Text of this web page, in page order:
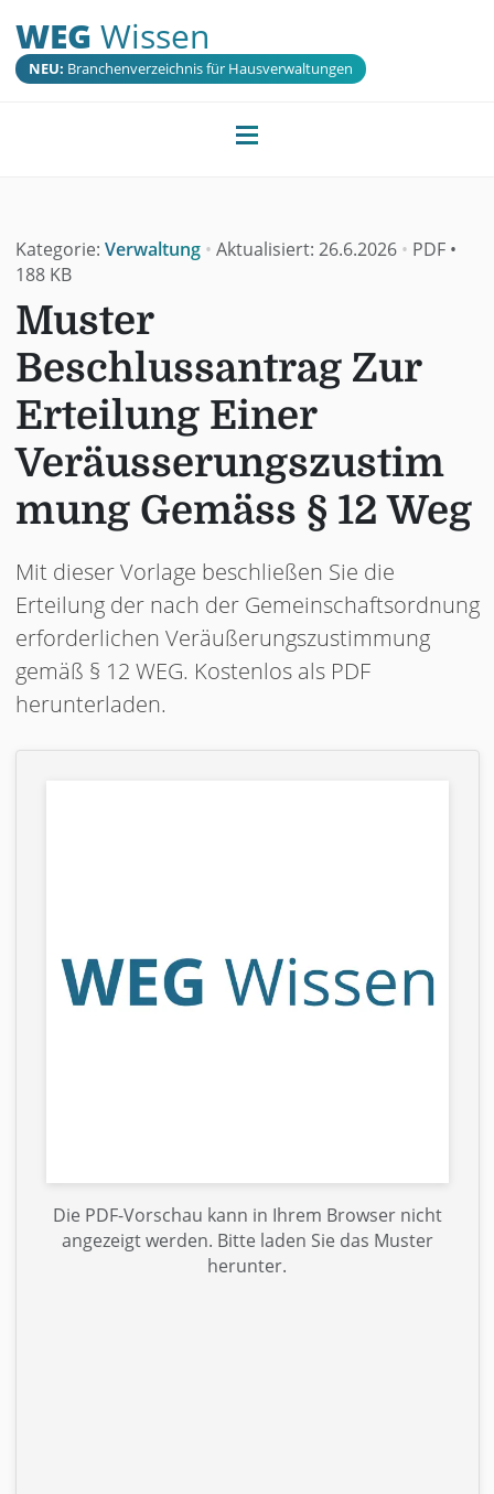
WEG Wissen
NEU: Branchenverzeichnis für Hausverwaltungen
Kategorie: Verwaltung• Aktualisiert: 26.6.2026• PDF•
188 KB
Muster
Beschlussantrag Zur
Erteilung Einer
Veräusserungszustim
mung Gemäss § 12 Weg
Mit dieser Vorlage beschließen Sie die
Erteilung der nach der Gemeinschaftsordnung
erforderlichen Veräußerungszustimmung
gemäß § 12 WEG. Kostenlos als PDF
herunterladen.
Die PDF-Vorschau kann in Ihrem Browser nicht
angezeigt werden. Bitte laden Sie das Muster
herunter.